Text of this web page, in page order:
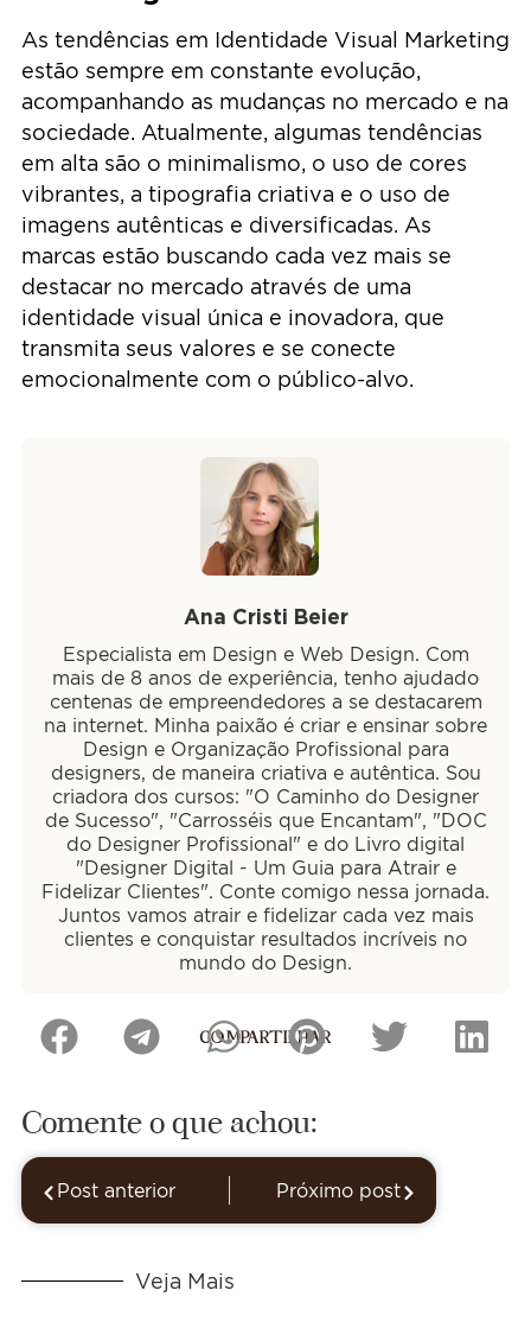
As tendências em Identidade Visual Marketing
estão sempre em constante evolução,
acompanhando as mudanças no mercado e na
sociedade. Atualmente, algumas tendências
em alta são o minimalismo, o uso de cores
vibrantes, a tipografia criativa e o uso de
imagens autênticas e diversificadas. As
marcas estão buscando cada vez mais se
destacar no mercado através de uma
identidade visual única e inovadora, que
transmita seus valores e se conecte
emocionalmente com o público-alvo.
Ana Cristi Beier
Especialista em Design e Web Design. Com
mais de 8 anos de experiência, tenho ajudado
centenas de empreendedores a se destacarem
na internet. Minha paixão é criar e ensinar sobre
Design e Organização Profissional para
designers, de maneira criativa e autêntica. Sou
criadora dos cursos: "O Caminho do Designer
de Sucesso", "Carrosséis que Encantam", "DOC
do Designer Profissional" e do Livro digital
"Designer Digital - Um Guia para Atrair e
Fidelizar Clientes". Conte comigo nessa jornada.
Juntos vamos atrair e fidelizar cada vez mais
clientes e conquistar resultados incríveis no
mundo do Design.
COMPARTILHAR
Comente o que achou:
Post anterior Próximo post
Veja Mais